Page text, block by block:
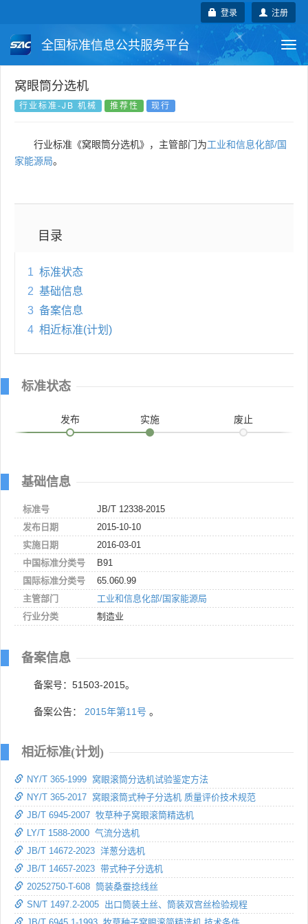
注册
登录
全国标准信息公共服务平台
国家标准
国外标准 技术委员会
窝眼筒分选机
行业标准-JB 机械 推荐性 现行
行业标准《窝眼筒分选机》，主管部门为工业和信息化部/国
家能源局。
目录
1 标准状态
2 基础信息
3 备案信息
4 相近标准(计划)
标准状态
发布 实施 废止
基础信息
标准号
JB/T 12338-2015
发布日期
2015-10-10
实施日期
2016-03-01
中国标准分类号
B91
国际标准分类号
65.060.99
主管部门
工业和信息化部/国家能源局
行业分类
制造业
备案信息
备案号：51503-2015。
备案公告： 2015年第11号 。
相近标准(计划)
NY/T 365-1999 窝眼滚筒分选机试验鉴定方法
NY/T 365-2017 窝眼滚筒式种子分选机 质量评价技术规范
JB/T 6945-2007 牧草种子窝眼滚筒精选机
LY/T 1588-2000 气流分选机
JB/T 14672-2023 洋葱分选机
JB/T 14657-2023 带式种子分选机
20252750-T-608 筒装桑蚕捻线丝
SN/T 1497.2-2005 出口筒装土丝、筒装双宫丝检验规程